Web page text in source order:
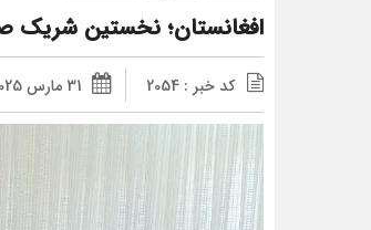
افغانستان؛ نخستین شریک
کد خبر : 2054 31 مارس 2025 - 21:31